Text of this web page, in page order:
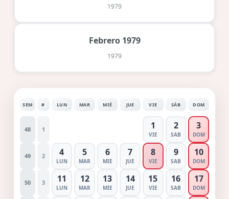
1979
Febrero 1979
1979
SEM # LUN MAR MIÉ JUE VIE SÁB DOM
48 1 1
VIE
2
SAB
3
DOM
49 2 4
LUN
5
MAR
6
MIE
7
JUE
8
VIE
9
SAB
10
DOM
50 3 11
LUN
12
MAR
13
MIE
14
JUE
15
VIE
16
SAB
17
DOM